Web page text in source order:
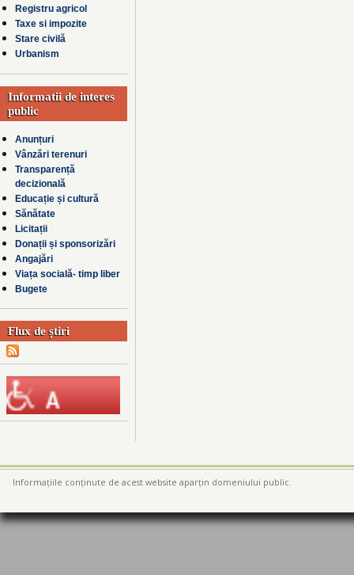
Registru agricol
Taxe si impozite
Stare civilă
Urbanism
Informatii de interes
public
Anunțuri
Vânzări terenuri
Transparență
decizională
Educație și cultură
Sănătate
Licitații
Donații și sponsorizări
Angajări
Viața socială- timp liber
Bugete
Flux de știri
Informațiile conținute de acest website aparțin domeniului public.